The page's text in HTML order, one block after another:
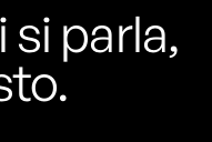
si parla,